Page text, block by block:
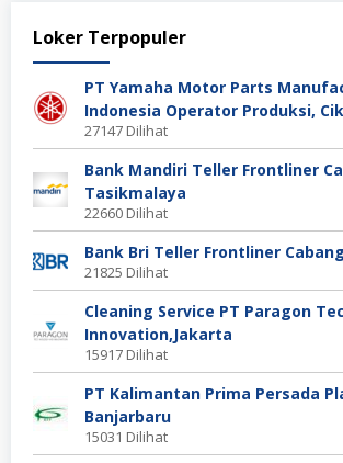
Loker Terpopuler
PT Yamaha Motor Parts
Indonesia Operator Produksi,
27147 Dilihat
Bank Mandiri Teller Frontliner
Tasikmalaya
22660 Dilihat
Bank Bri Teller Frontliner
21825 Dilihat
Cleaning Service PT Paragon
Innovation,Jakarta
15917 Dilihat
PT Kalimantan Prima Persada
Banjarbaru
15031 Dilihat